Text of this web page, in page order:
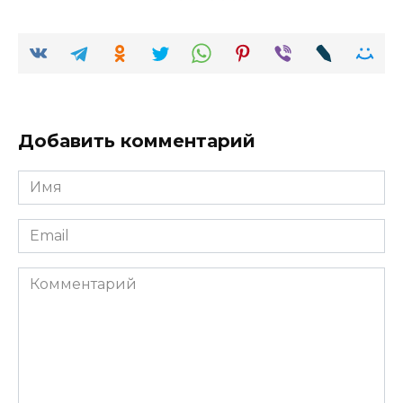
Добавить комментарий
Имя
Email
Комментарий